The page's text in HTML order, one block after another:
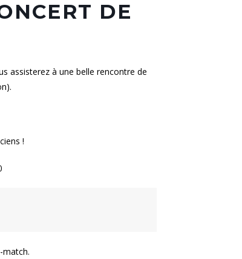
DE
assisterez à une belle rencontre de
!
match.